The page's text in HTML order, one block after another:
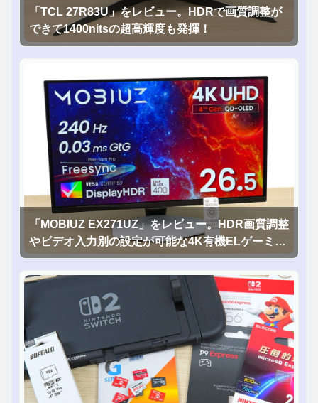
「TCL 27R83U」をレビュー。HDRで画質調整が
できて1400nitsの超高輝度も発揮！
「MOBIUZ EX271UZ」をレビュー。HDR画質調整
やビデオ入力別の設定が可能な4K有機ELゲーミン
グモニタを徹底検証